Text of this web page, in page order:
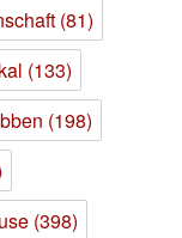
(81)
(133)
(198)
(398)